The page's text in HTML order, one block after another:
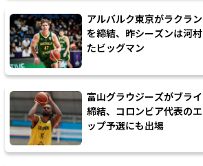
アルバルク東京がラクラ
を締結、昨シーズンは河
たビッグマン
富山グラウジーズがブラ
締結、コロンビア代表の
ップ予選にも出場